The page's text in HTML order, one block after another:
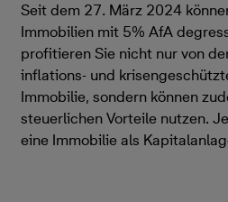
Seit dem 27. März 2024
Immobilien mit 5% AfA
profitieren Sie nicht nur von
inflations- und
Immobilie, sondern können
steuerlichen Vorteile nutzen.
eine Immobilie als